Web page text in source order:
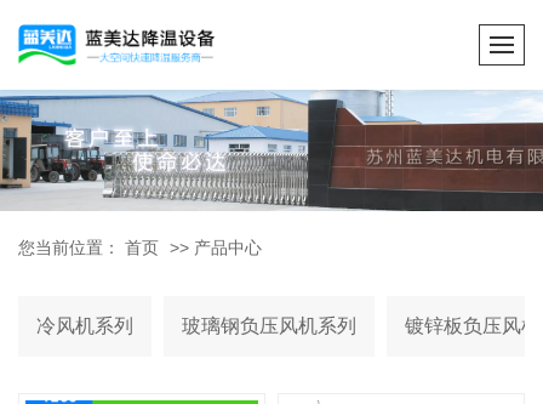
您当前位置： 首页 >> 产品中心
冷风机系列 玻璃钢负压风机系列 镀锌板负压风机